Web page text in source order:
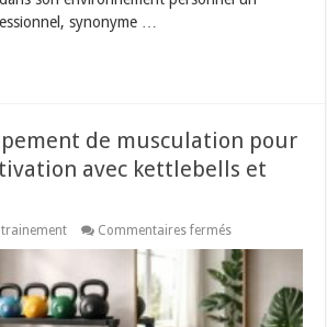
synonyme …
de musculation pour
avec kettlebells et
Commentaires ferméssur
un
équipement
de
musculation
pour